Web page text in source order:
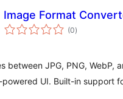
Image Format
(0total
de
)
between JPG, PNG, WebP,
powered UI. Built-in support